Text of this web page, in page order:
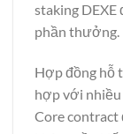
staking DEXE
phần thưởng.
Hợp đồng hỗ
hợp với
Core contract